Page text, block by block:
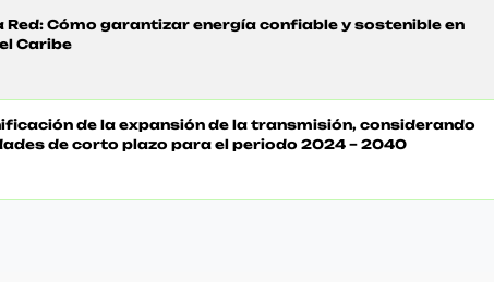
Red: Cómo garantizar energía confiable y sostenible en
Caribe
de la expansión de la transmisión, considerando
de corto plazo para el periodo 2024 – 2040